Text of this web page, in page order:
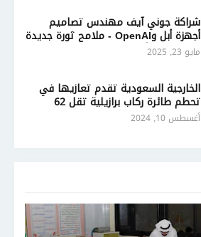
شراكة جوني آيف مهندس تصاميم
أجهزة أبل وOpenAI - ملامح ثورة جديدة
في تصميم أجهزة الذكاء الاصطناعي
مايو 23, 2025
الخارجية السعودية تقدم تعازيها في
تحطم طائرة ركاب برازيلية تقل 62
شخصًا
أغسطس 10, 2024